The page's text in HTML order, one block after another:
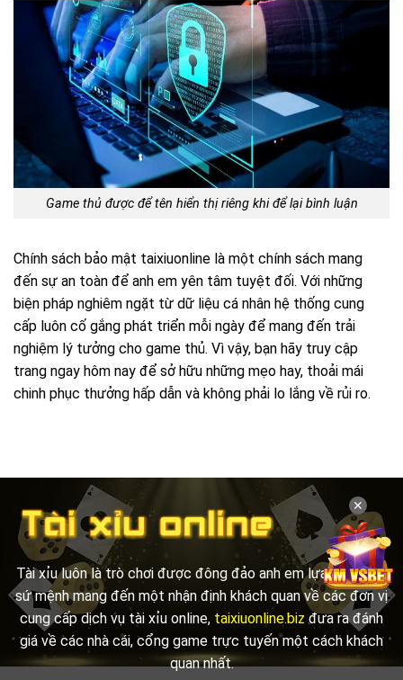
Game thủ được để tên hiển thị riêng khi để lại bình luận
Chính sách bảo mật taixiuonline là một chính sách mang
đến sự an toàn để anh em yên tâm tuyệt đối. Với những
biện pháp nghiêm ngặt từ dữ liệu cá nhân hệ thống cung
cấp luôn cố gắng phát triển mỗi ngày để mang đến trải
nghiệm lý tưởng cho game thủ. Vì vậy, bạn hãy truy cập
trang ngay hôm nay để sở hữu những mẹo hay, thoải mái
chinh phục thưởng hấp dẫn và không phải lo lắng về rủi ro.
Tài xỉu luôn là trò chơi được đông đảo anh em lựa chọn. Với
sứ mệnh mang đến một nhận định khách quan về các đơn vị
cung cấp dịch vụ tài xỉu online, taixiuonline.biz đưa ra đánh
giá về các nhà cái, cổng game trực tuyến một cách khách
quan nhất.
✕